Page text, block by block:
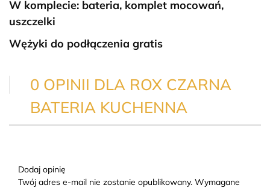
W komplecie: bateria, komplet mocowań,
uszczelki
Wężyki do podłączenia gratis
0 OPINII DLA ROX CZARNA
BATERIA KUCHENNA
Dodaj opinię
Twój adres e-mail nie zostanie opublikowany. Wymagane